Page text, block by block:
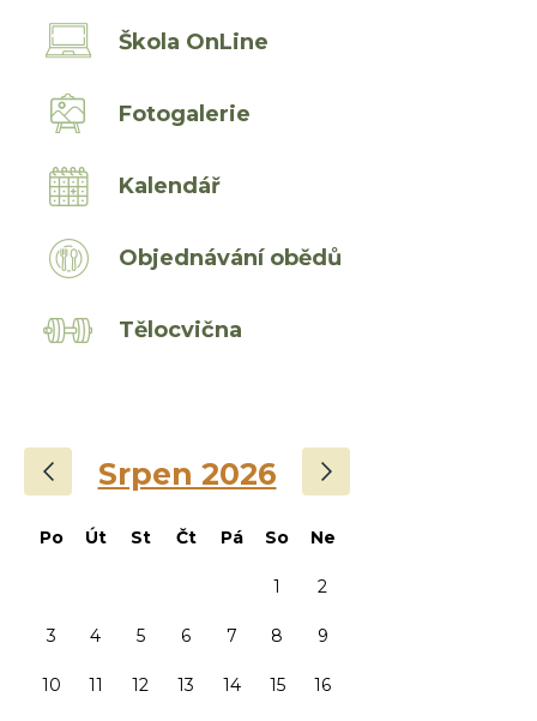
Škola OnLine
Fotogalerie
Kalendář
Objednávání obědů
Tělocvična
Srpen 2026 ›
Po Út St Čt Pá So Ne
1 2
3 4 5 6 7 8 9
10 11 12 13 14 15 16